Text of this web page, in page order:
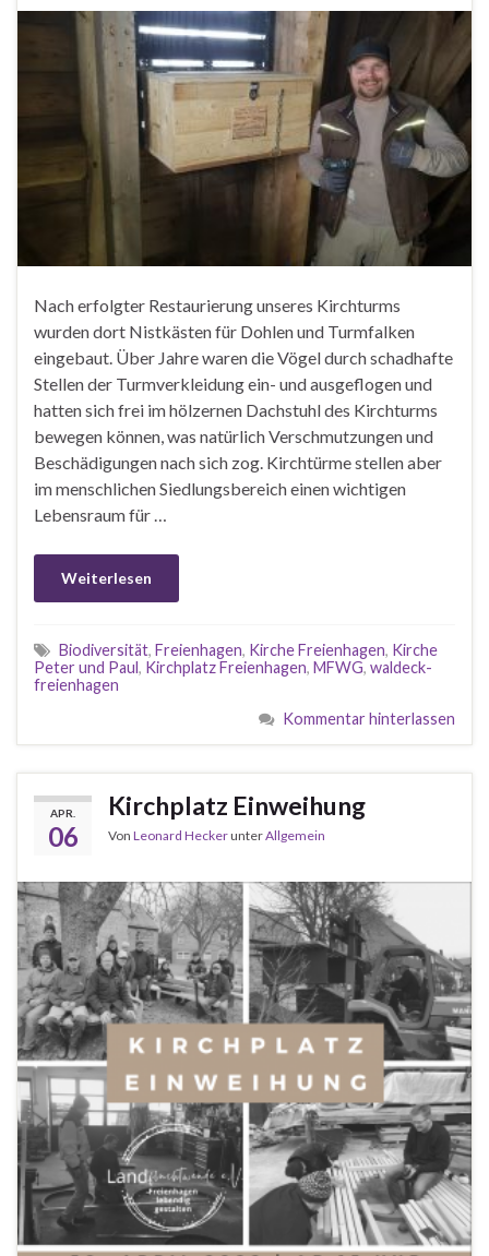
Nach erfolgter Restaurierung unseres Kirchturms
wurden dort Nistkästen für Dohlen und Turmfalken
eingebaut. Über Jahre waren die Vögel durch schadhafte
Stellen der Turmverkleidung ein- und ausgeflogen und
hatten sich frei im hölzernen Dachstuhl des Kirchturms
bewegen können, was natürlich Verschmutzungen und
Beschädigungen nach sich zog. Kirchtürme stellen aber
im menschlichen Siedlungsbereich einen wichtigen
Lebensraum für …
Weiterlesen
Biodiversität, Freienhagen, Kirche Freienhagen, Kirche
Peter und Paul, Kirchplatz Freienhagen, MFWG, waldeck-
freienhagen
Kommentar hinterlassen
APR.
06
Kirchplatz Einweihung
Von Leonard HeckerunterAllgemein